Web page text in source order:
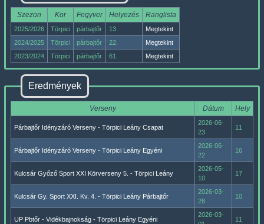
Szezon Kor Fegyver Helyezés Ranglista
2025/2026 Törpici párbajtőr 13.
Megtekint
2024/2025
Törpici párbajtőr 22.
Megtekint
2023/2024
Törpici párbajtőr 61. Megtekint
Eredmények
Verseny Dátum Hely
Párbajtőr Idényzáró Verseny - Törpici Leány Csapat
2026-06-
23
11
Párbajtőr Idényzáró Verseny - Törpici Leány Egyéni
2026-06-
22
16
Kulcsár Győző Sport XXI Körverseny 5. - Törpici Leány
2026-05-
10
17
Kulcsár Gy. Sport XXI. Kv. 4. - Törpici Leány Párbajtőr
2026-03-
28
10
UP Pbtőr - Vidékbajnokság - Törpici Leány Egyéni
2026-03-
11